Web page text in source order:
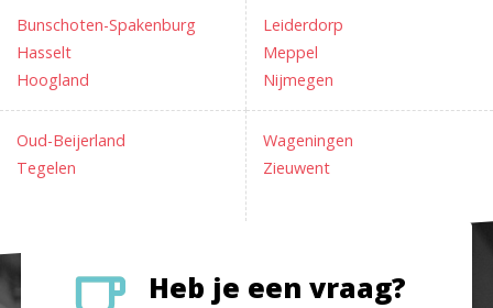
Bunschoten-Spakenburg
Hasselt
Hoogland
Leiderdorp
Meppel
Nijmegen
Oud-Beijerland
Tegelen
Wageningen
Zieuwent
Heb je een vraag?